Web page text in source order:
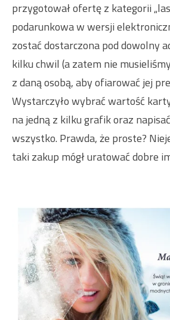
przygotował ofertę z kategorii
podarunkowa w wersji
zostać dostarczona pod dowolny
kilku chwil (a zatem nie
z daną osobą, aby ofiarować jej
Wystarczyło wybrać wartość
na jedną z kilku grafik oraz
wszystko. Prawda, że proste?
taki zakup mógł uratować dobre